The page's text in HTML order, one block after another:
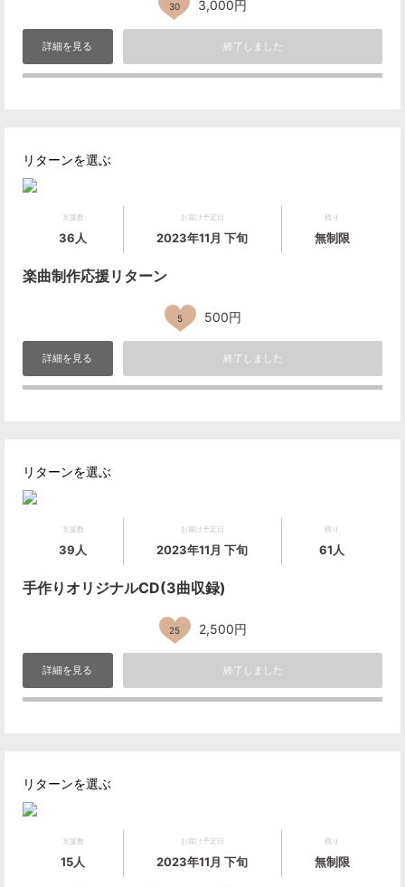
30 3,000円
詳細を見る 終了しました
リターンを選ぶ
支援数
36人
お届け予定日
2023年11月 下旬
残り
無制限
楽曲制作応援リターン
5 500円
詳細を見る 終了しました
リターンを選ぶ
支援数
39人
お届け予定日
2023年11月 下旬
残り
61人
手作りオリジナルCD(3曲収録)
25 2,500円
詳細を見る 終了しました
リターンを選ぶ
支援数
15人
お届け予定日
2023年11月 下旬
残り
無制限